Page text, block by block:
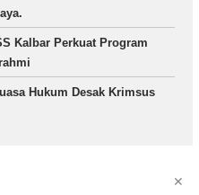
Kalbar Perkuat Program
Hukum Desak Krimsus
✕